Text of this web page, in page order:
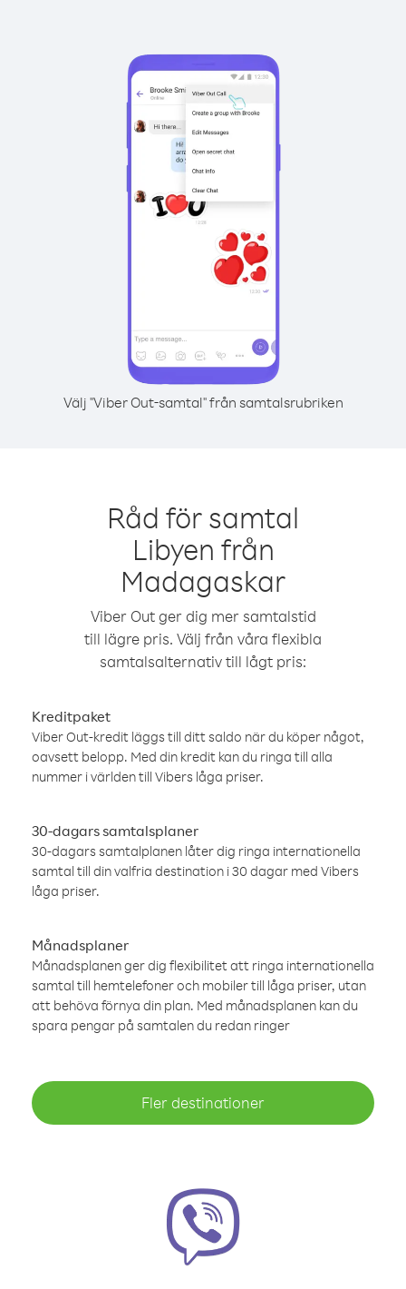
Välj "Viber Out-samtal" från samtalsrubriken
Råd för samtal
Libyen från
Madagaskar
Viber Out ger dig mer samtalstid
till lägre pris. Välj från våra flexibla
samtalsalternativ till lågt pris:
Kreditpaket
Viber Out-kredit läggs till ditt saldo när du köper något,
oavsett belopp. Med din kredit kan du ringa till alla
nummer i världen till Vibers låga priser.
30-dagars samtalsplaner
30-dagars samtalplanen låter dig ringa internationella
samtal till din valfria destination i 30 dagar med Vibers
låga priser.
Månadsplaner
Månadsplanen ger dig flexibilitet att ringa internationella
samtal till hemtelefoner och mobiler till låga priser, utan
att behöva förnya din plan. Med månadsplanen kan du
spara pengar på samtalen du redan ringer
Fler destinationer